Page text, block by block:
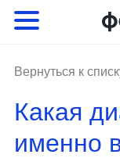
Вернуться к
Какая
именно